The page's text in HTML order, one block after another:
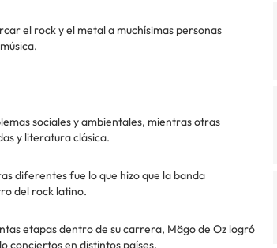
el rock y el metal a muchísimas personas
sociales y ambientales, mientras otras
y literatura clásica.
diferentes fue lo que hizo que la banda
del rock latino.
etapas dentro de su carrera, Mägo de Oz logró
conciertos en distintos países.